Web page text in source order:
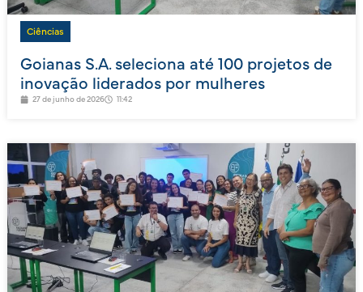
Ciências
Goianas S.A. seleciona até 100 projetos de
inovação liderados por mulheres
27 de junho de 2026 11:42